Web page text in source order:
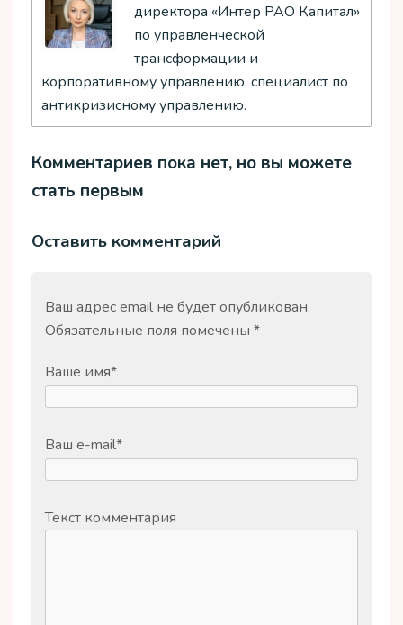
директора «Интер РАО Капитал»
по управленческой
трансформации и
корпоративному управлению, специалист по
антикризисному управлению.
Комментариев пока нет, но вы можете
стать первым
Оставить комментарий
Ваш адрес email не будет опубликован.
Обязательные поля помечены *
Ваше имя*
Ваш e-mail*
Текст комментария